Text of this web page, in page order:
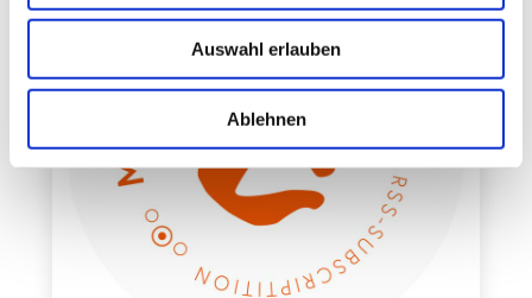
Auswahl erlauben
Ablehnen